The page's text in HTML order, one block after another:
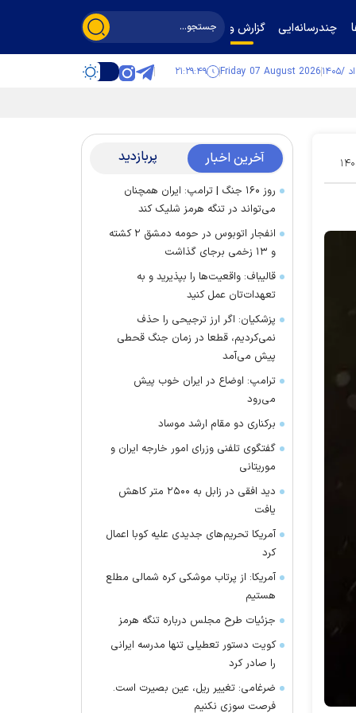
چندرسانه‌ایی گزارش و گفت‌وگو
Friday 07 August 2026 ۲۱:۲۹:۵۰
۱۶ آخرین اخبار پربازدید
روز ۱۶۰ جنگ | ترامپ: ایران همچنان
می‌تواند در تنگه هرمز شلیک کند
انفجار اتوبوس در حومه دمشق ۲ کشته
و ۱۳ زخمی برجای گذاشت
قالیباف: واقعیت‌ها را بپذیرید و به
تعهدات‌تان عمل کنید
پزشکیان: اگر ارز ترجیحی را حذف
نمی‌کردیم، قطعا در زمان جنگ قحطی
پیش می‌آمد
ترامپ: اوضاع در ایران خوب پیش
می‌رود
برکناری دو مقام ارشد موساد
گفتگوی تلفنی وزرای امور خارجه ایران و
موریتانی
دید افقی در زابل به ۲۵۰۰ متر کاهش
یافت
آمریکا تحریم‌های جدیدی علیه کوبا اعمال
کرد
آمریکا: از پرتاب موشکی کره شمالی مطلع
هستیم
جزئیات طرح مجلس درباره تنگه هرمز
کویت دستور تعطیلی تنها مدرسه ایرانی
را صادر کرد
ضرغامی: تغییر ریل، عین بصیرت است.
فرصت سوزی نکنیم